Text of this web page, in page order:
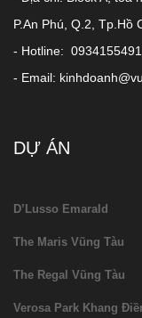
P.An Phú, Q.2, Tp.Hồ
- Hotline: 0934155491
- Email:
DỰ ÁN
D’Lusso Emarald
The Maris Vũng Tàu
The Regal Vũng Tàu
Verosa Park Khang